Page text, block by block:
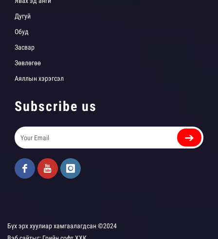
Дугуй
Обуд
Засвар
Зөвлөгөө
Аяллын хэрэгсэл
Subscribe us
➔
Бүх эрх хуулиар хамгаалагдсан ©2024